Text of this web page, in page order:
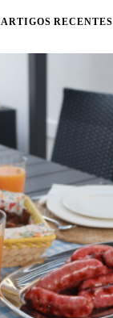
ARTIGOS RECENTES